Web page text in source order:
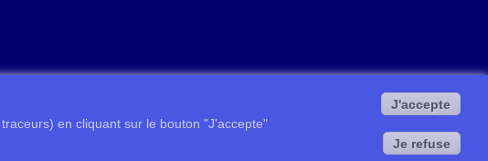
en cliquant sur le bouton "J'accepte"
J'accepte
Je refuse